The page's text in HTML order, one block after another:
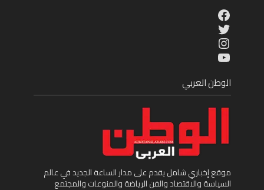
Facebook
Twitter
Instagram
YouTube
الوطن العربي
موقع إخباري شامل يقدم على مدار الساعة الجديد في عالم
السياسة والاقتصاد والفن الرياضة والمنوعات والمجتمع